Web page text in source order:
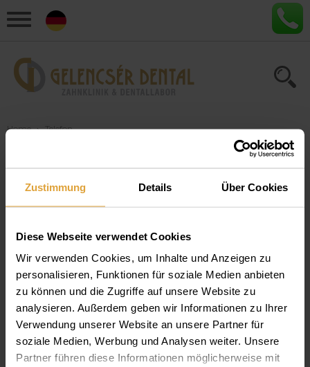
Zustimmung Details Über Cookies
Diese Webseite verwendet Cookies
Wir verwenden Cookies, um Inhalte und Anzeigen zu
personalisieren, Funktionen für soziale Medien anbieten
zu können und die Zugriffe auf unsere Website zu
analysieren. Außerdem geben wir Informationen zu Ihrer
Verwendung unserer Website an unsere Partner für
soziale Medien, Werbung und Analysen weiter. Unsere
Partner führen diese Informationen möglicherweise mit
Home › Telefon
Artikel zum Thema
"Telefon"
Kontakt – Gelencsér Dental Zahnklinik
und Dental Labor, Ungarn
Zahnklinik Ungarn Kontakt - Hier finden Sie die
Telefonnummer, Faxnummer, E-Mail-Adresse und
Öffnungszeiten der Zahnklinik Gelencsér Dental in Ungarn.
Weiterlesen